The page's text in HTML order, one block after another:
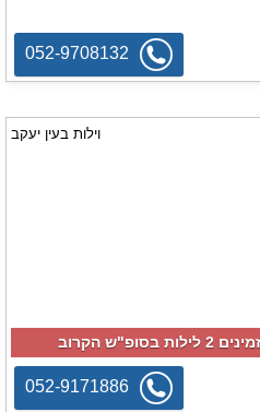
052-9708132
וילות בעין יעקב
052-9171886